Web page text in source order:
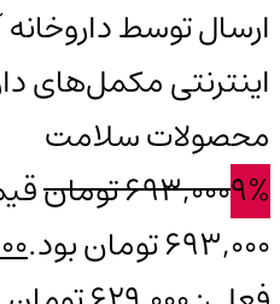
ارسال توسط داروخانه
اینترنتی مکمل‌های
محصولات سلامت
9%
693,000تومان
693,000 تومان بود.